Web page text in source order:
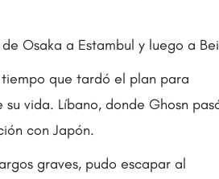
Osaka a Estambul y luego a
que tardó el plan para
vida. Líbano, donde Ghosn
con Japón.
graves, pudo escapar al